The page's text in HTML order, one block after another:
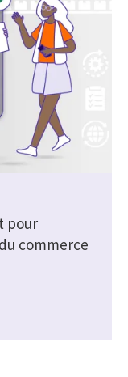
pour
commerce